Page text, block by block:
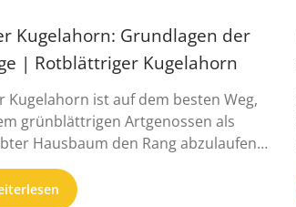
Kugelahorn: Grundlagen der
| Rotblättriger Kugelahorn
Kugelahorn ist auf dem besten Weg,
grünblättrigen Artgenossen als
Hausbaum den Rang abzulaufen.
Leitfaden ...